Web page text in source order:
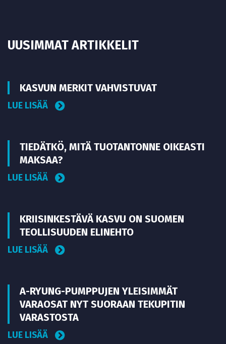
UUSIMMAT ARTIKKELIT
KASVUN MERKIT VAHVISTUVAT
LUE LISÄÄ
TIEDÄTKÖ, MITÄ TUOTANTONNE OIKEASTI
MAKSAA?
LUE LISÄÄ
KRIISINKESTÄVÄ KASVU ON SUOMEN
TEOLLISUUDEN ELINEHTO
LUE LISÄÄ
A-RYUNG-PUMPPUJEN YLEISIMMÄT
VARAOSAT NYT SUORAAN TEKUPITIN
VARASTOSTA
LUE LISÄÄ